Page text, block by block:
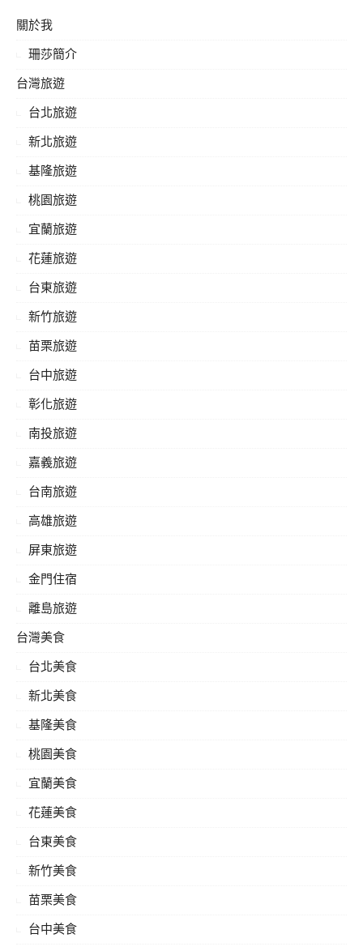
字:
關於我
珊莎簡介
台灣旅遊
台北旅遊
新北旅遊
基隆旅遊
桃園旅遊
宜蘭旅遊
花蓮旅遊
台東旅遊
新竹旅遊
苗栗旅遊
台中旅遊
彰化旅遊
南投旅遊
嘉義旅遊
台南旅遊
高雄旅遊
屏東旅遊
金門住宿
離島旅遊
台灣美食
台北美食
新北美食
基隆美食
桃園美食
宜蘭美食
花蓮美食
台東美食
新竹美食
苗栗美食
台中美食